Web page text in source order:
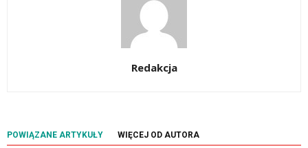
Redakcja
POWIĄZANE ARTYKUŁY WIĘCEJ OD AUTORA